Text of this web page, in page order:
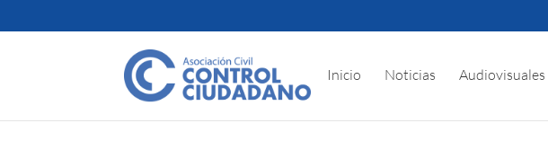
Inicio Noticias Audiovisuales